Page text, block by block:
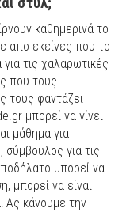
καθημερινά το
απο εκείνες που το
τις χαλαρωτικές
που τους
τους φαντάζει
μπορεί να γίνει
μάθημα για
για τις
μπορεί να
μπορεί να είναι
Ας κάνουμε την